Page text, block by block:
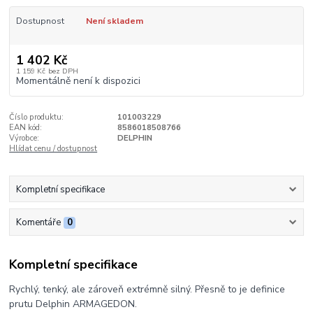
Dostupnost Není skladem
1 402 Kč
1 159 Kč bez DPH
Momentálně není k dispozici
Číslo produktu:
101003229
EAN kód:
8586018508766
Výrobce:
DELPHIN
Hlídat cenu / dostupnost
Kompletní specifikace
Komentáře 0
Kompletní specifikace
Rychlý, tenký, ale zároveň extrémně silný. Přesně to je definice
prutu Delphin ARMAGEDON.